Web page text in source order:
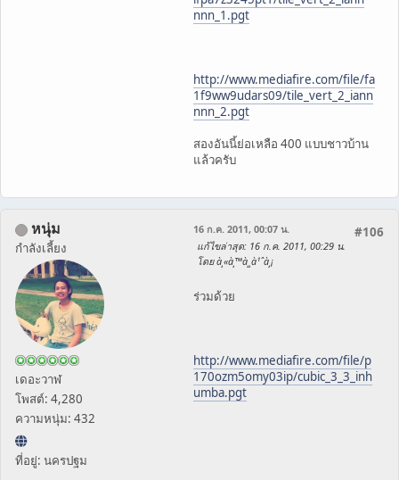
nnn_1.pgt
http://www.mediafire.com/file/fa
1f9ww9udars09/tile_vert_2_iann
nnn_2.pgt
สองอันนี้ย่อเหลือ 400 แบบชาวบ้าน
แล้วครับ
หนุ่ม
กำลังเลี้ยง
เดอะวาฬ
โพสต์: 4,280
ความหนุ่ม: 432
ที่อยู่: นครปฐม
#106
16 ก.ค. 2011, 00:07 น.
แก้ไขล่าสุด: 16 ก.ค. 2011, 00:29 น.
โดย à¸«à¸™à¸¸à¹ˆà¸¡
ร่วมด้วย
http://www.mediafire.com/file/p
170ozm5omy03ip/cubic_3_3_inh
umba.pgt